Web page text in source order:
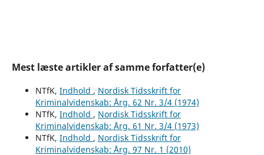
Mest læste artikler af samme forfatter(e)
NTfK, Indhold , Nordisk Tidsskrift for
Kriminalvidenskab: Årg. 62 Nr. 3/4 (1974)
NTfK, Indhold , Nordisk Tidsskrift for
Kriminalvidenskab: Årg. 61 Nr. 3/4 (1973)
NTfK, Indhold , Nordisk Tidsskrift for
Kriminalvidenskab: Årg. 97 Nr. 1 (2010)